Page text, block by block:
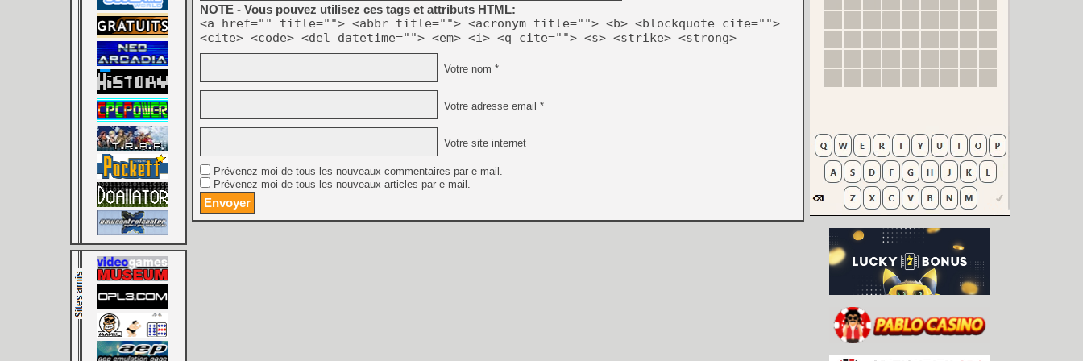
NOTE - Vous pouvez utilisez ces tags et attributs HTML:
<a href="" title=""> <abbr title=""> <acronym title=""> <b> <blockquote cite="">
<cite> <code> <del datetime=""> <em> <i> <q cite=""> <s> <strike> <strong>
Votre nom *
Votre adresse email *
Votre site internet
Prévenez-moi de tous les nouveaux commentaires par e-mail.
Prévenez-moi de tous les nouveaux articles par e-mail.